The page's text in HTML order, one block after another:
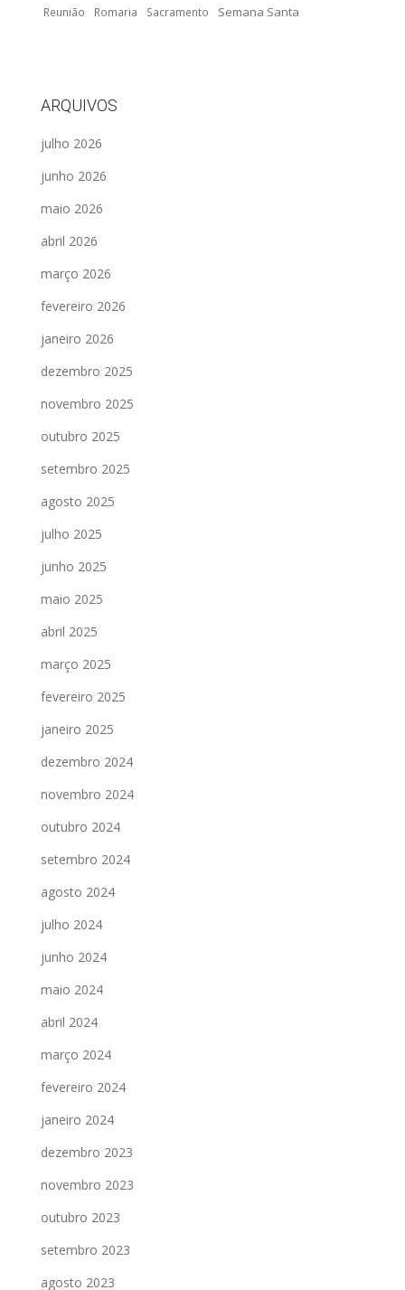
Reunião Romaria Sacramento Semana Santa
ARQUIVOS
julho 2026
junho 2026
maio 2026
abril 2026
março 2026
fevereiro 2026
janeiro 2026
dezembro 2025
novembro 2025
outubro 2025
setembro 2025
agosto 2025
julho 2025
junho 2025
maio 2025
abril 2025
março 2025
fevereiro 2025
janeiro 2025
dezembro 2024
novembro 2024
outubro 2024
setembro 2024
agosto 2024
julho 2024
junho 2024
maio 2024
abril 2024
março 2024
fevereiro 2024
janeiro 2024
dezembro 2023
novembro 2023
outubro 2023
setembro 2023
agosto 2023